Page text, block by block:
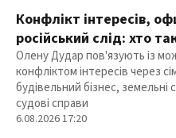
Конфлікт інтересів,
російський слід: хто
Олену Дудар пов'язують із
конфліктом інтересів через
будівельний бізнес, земельні
судові справи
6.08.2026 17:20